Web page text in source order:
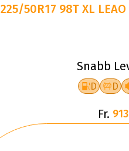
225/50R17 98T XL LEAO
Snabb
D D
Fr.